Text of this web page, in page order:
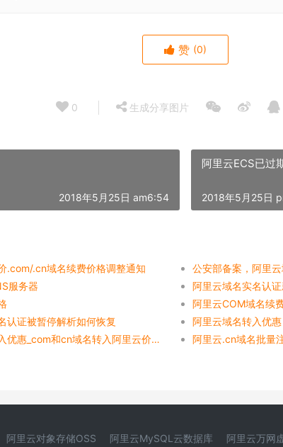
赞 (0)
0 生成分享图片
2018年5月25日 am6:54
阿里云ECS已过
2018年5月25日
.com/.cn域名续费价格调整通知
公安部备案，阿里
服务器
阿里云域名实名认
认证被暂停解析如何恢复
阿里云域名转入优惠
阿里云双11域名转入优惠_com和cn域名转入阿里云价格表
阿里云.cn域名批量
阿里云对象存储OSS 阿里云MySQL云数据库 阿里云万网